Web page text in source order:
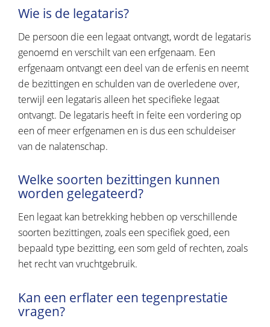
Wie is de legataris?
De persoon die een legaat ontvangt, wordt de legataris
genoemd en verschilt van een erfgenaam. Een
erfgenaam ontvangt een deel van de erfenis en neemt
de bezittingen en schulden van de overledene over,
terwijl een legataris alleen het specifieke legaat
ontvangt. De legataris heeft in feite een vordering op
een of meer erfgenamen en is dus een schuldeiser
van de nalatenschap.
Welke soorten bezittingen kunnen
worden gelegateerd?
Een legaat kan betrekking hebben op verschillende
soorten bezittingen, zoals een specifiek goed, een
bepaald type bezitting, een som geld of rechten, zoals
het recht van vruchtgebruik.
Kan een erflater een tegenprestatie
vragen?